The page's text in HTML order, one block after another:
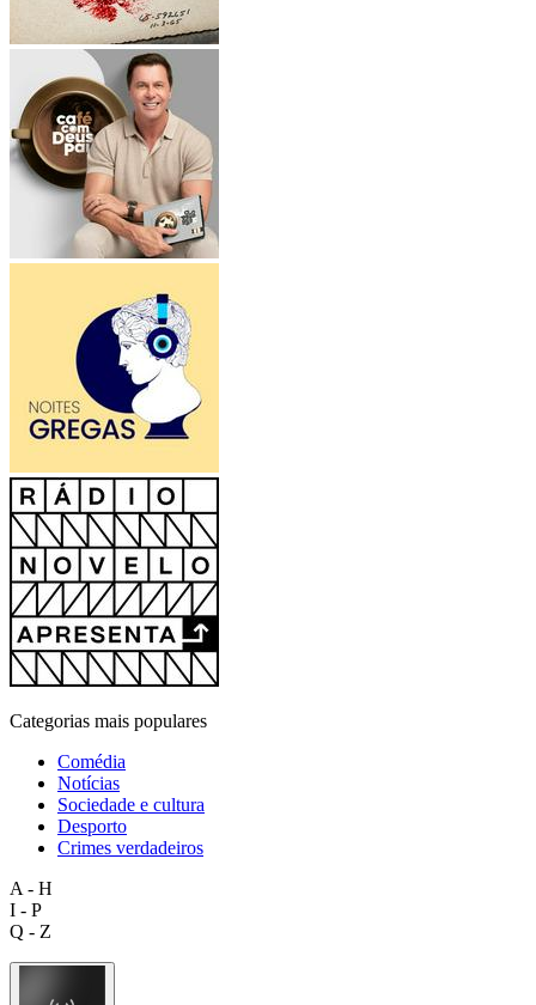
Categorias mais populares
Comédia
Notícias
Sociedade e cultura
Desporto
Crimes verdadeiros
A - H
I - P
Q - Z